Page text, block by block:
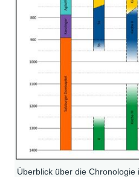
Überblick über die Chronologie